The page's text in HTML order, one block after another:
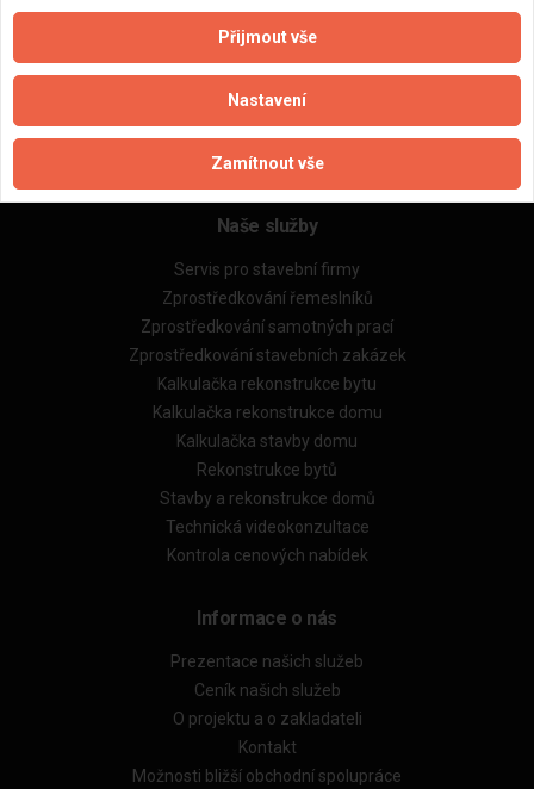
Zásady pro používání souborů cookie
Obchodní podmínky (zprostředkování)
Obchodní podmínky (rozpočtování)
Reference
Naše excelové tabulky online
Naše služby
Servis pro stavební firmy
Zprostředkování řemeslníků
Zprostředkování samotných prací
Zprostředkování stavebních zakázek
Kalkulačka rekonstrukce bytu
Kalkulačka rekonstrukce domu
Kalkulačka stavby domu
Rekonstrukce bytů
Stavby a rekonstrukce domů
Technická videokonzultace
Kontrola cenových nabídek
Informace o nás
Prezentace našich služeb
Ceník našich služeb
O projektu a o zakladateli
Kontakt
Možnosti bližší obchodní spolupráce
Přijmout vše
Nastavení
Zamítnout vše